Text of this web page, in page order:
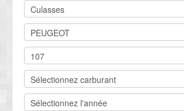
DEVIS BV
CONTACT
SOCIETÉ
SERVICE CLIENTS